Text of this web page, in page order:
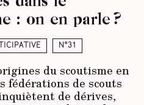
N°31
: on en parle ?
du scoutisme en
fédérations de scouts
de dérives,